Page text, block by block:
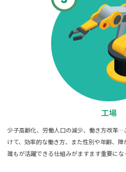
工場
少子高齢化、労働人口の減少、働き方改革…
けて、効率的な働き方、また性別や年齢、
誰もが活躍できる仕組みがますます重要にな